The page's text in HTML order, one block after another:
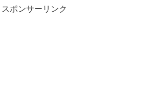
スポンサーリンク